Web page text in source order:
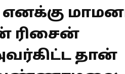
ரிசைன்
தான்